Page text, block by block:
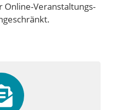
Veranstaltungs-